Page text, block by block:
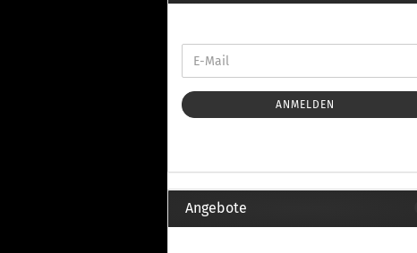
ANMELDEN
Angebote